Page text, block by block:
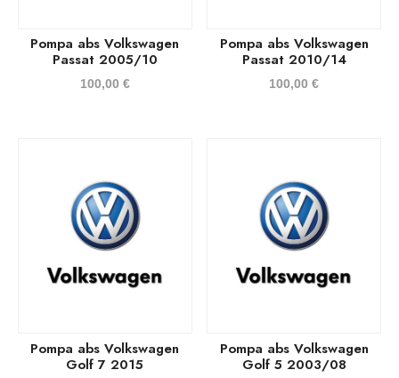
Pompa abs Volkswagen
Passat 2005/10
100,00 €
Pompa abs Volkswagen
Passat 2010/14
100,00€
Pompa abs Volkswagen
Golf 7 2015
Pompa abs Volkswagen
Golf 5 2003/08